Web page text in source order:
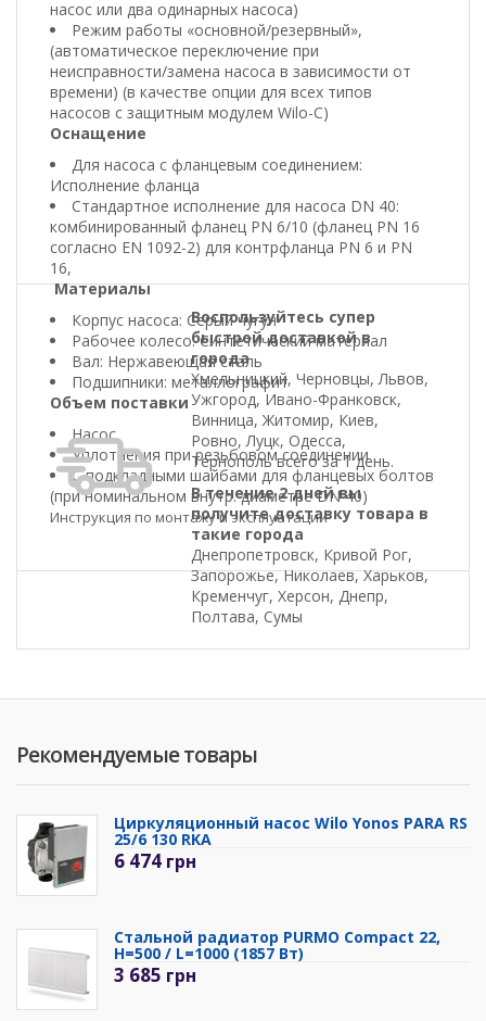
насос или два одинарных насоса)
Режим работы «основной/резервный»,
(автоматическое переключение при
неисправности/замена насоса в зависимости от
времени) (в качестве опции для всех типов
насосов с защитным модулем Wilo-С)
Оснащение
Для насоса с фланцевым соединением:
Исполнение фланца
Стандартное исполнение для насоса DN 40:
комбинированный фланец PN 6/10 (фланец PN 16
согласно EN 1092-2) для контрфланца PN 6 и PN
16,
Материалы
Корпус насоса: Серый чугун
Рабочее колесо: Синтетический материал
Вал: Нержавеющая сталь
Подшипники: металлографит
Объем поставки
Насос
Уплотнения при резьбовом соединении
С подкладными шайбами для фланцевых болтов
(при номинальном внутр. диаметре DN 40)
Инструкция по монтажу и эксплуатации
Воспользуйтесь супер
быстрой доставкой в
города
Хмельницкий, Черновцы, Львов,
Ужгород, Ивано-Франковск,
Винница, Житомир, Киев,
Ровно, Луцк, Одесса,
Тернополь всего за 1 день.
В течение 2 дней вы
получите доставку товара в
такие города
Днепропетровск, Кривой Рог,
Запорожье, Николаев, Харьков,
Кременчуг, Херсон, Днепр,
Полтава, Сумы
Рекомендуемые товары
Циркуляционный насос Wilo Yonos PARA RS
25/6 130 RKA
6 474 грн
Стальной радиатор PURMO Compact 22,
H=500 / L=1000 (1857 Вт)
3 685 грн